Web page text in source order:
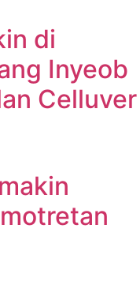
di
Inyeob
Celluver